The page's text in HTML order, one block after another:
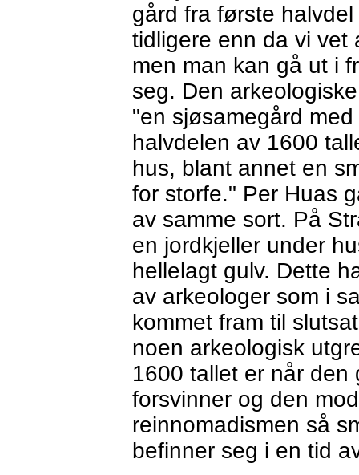
gård fra første
tidligere enn da vi vet
men man kan gå ut i
seg. Den
"en sjøsamegård
halvdelen av 1600
hus, blant annet en
for storfe." Per Huas
av samme sort. På
en jordkjeller under
hellelagt gulv. Dette
av arkeologer som i
kommet fram til
noen arkeologisk
1600 tallet er når den
forsvinner og den
reinnomadismen så
befinner seg i en tid